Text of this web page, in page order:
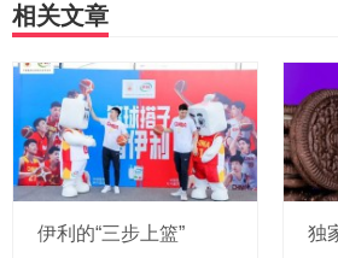
相关文章
伊利的“三步上篮”